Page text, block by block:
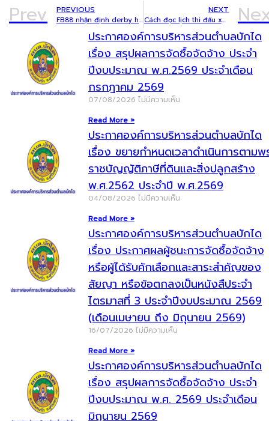
Prev PREVIOUS
FB88 nhận định derby hấp dẫn nhất tuần: Cơ hội săn kèo thơm cho dân chơi cá cược
NEXT
Cách đọc lịch thi đấu xoilac để chọn trận ít rủi ro hơn
ประกาศองค์การบริหารส่วนตำบลบักได
เรื่อง สรุปผลการจัดซื้อจัดจ้าง ประจำ
ปีงบประมาณ พ.ศ.2569 ประจำเดือน
กรกฎาคม 2569
07/08/2026 ไม่มีความเห็น
Read More »
ประกาศองค์การบริหารส่วนตำบลบักได
เรื่อง ขยายกำหนดเวลาดำเนินการตามพ
ราชบัญญัติภาษีที่ดินและสิ่งปลูกสร้าง
พ.ศ.2562 ประจำปี พ.ศ.2569
04/08/2026 ไม่มีความเห็น
Read More »
ประกาศองค์การบริหารส่วนตำบลบักได
เรื่อง ประกาศผลผู้ชนะการจัดซื้อจัดจ้าง
หรือผู้ได้รับคักเลือกและสาระสำคัญของ
สัยญา หรือข้อตกลงเป็นหนังสืประจำ
ไตรมาสที่ 3 ประจำปีงบประมาณ 2569
(เดือนเมษายน ถึง มิถุนายน 2569)
16/07/2026 ไม่มีความเห็น
Read More »
ประกาศองค์การบริหารส่วนตำบลบักได
เรื่อง สรุปผลการจัดซื้อจัดจ้าง ประจำ
ปีงบประมาณ พ.ศ. 2569 ประจำเดือน
มิถุนายน 2569